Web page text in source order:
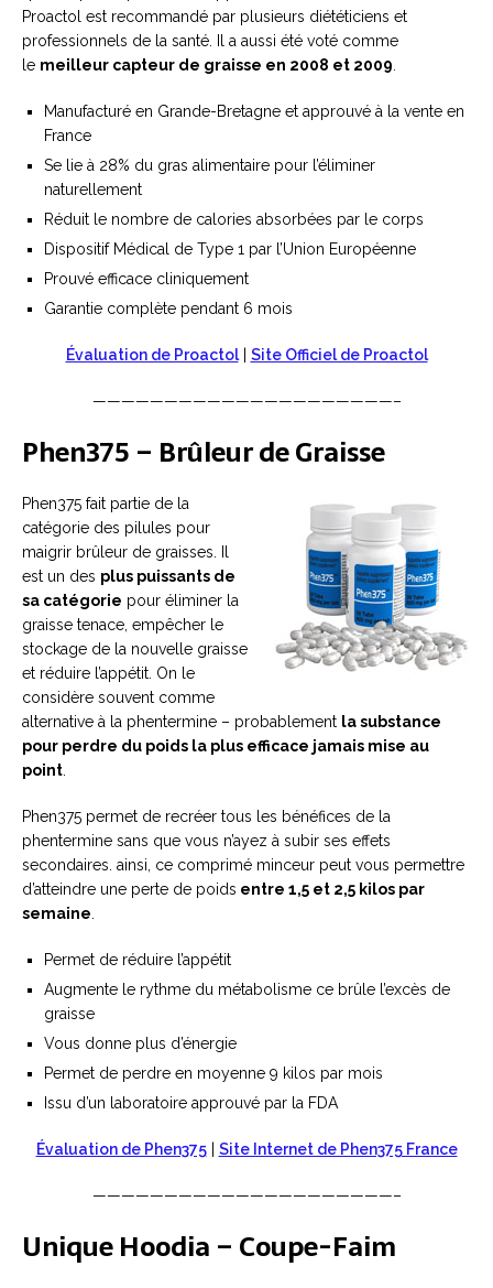
Proactol est recommandé par plusieurs diététiciens et
professionnels de la santé. Il a aussi été voté comme
le meilleur capteur de graisse en 2008 et 2009
Manufacturé en Grande-Bretagne et approuvé à la vente en
France
Se lie à 28% du gras alimentaire pour l’éliminer
naturellement
Réduit le nombre de calories absorbées par le corps
Dispositif Médical de Type 1 par l’Union Européenne
Prouvé efficace cliniquement
Garantie complète pendant 6 mois
Évaluation de Proactol| Site Officiel de Proactol
—————————————————————–
Phen375 – Brûleur de Graisse
Phen375 fait partie de la
catégorie des pilules pour
maigrir brûleur de graisses. Il
est un des plus puissants de
sa catégorie pour éliminer la
graisse tenace, empêcher le
stockage de la nouvelle graisse
et réduire l’appétit. On le
considère souvent comme
alternative à la phentermine – probablement la substance
pour perdre du poids la plus efficace jamais mise au
point
Phen375 permet de recréer tous les bénéfices de la
phentermine sans que vous n’ayez à subir ses effets
secondaires. ainsi, ce comprimé minceur peut vous permettre
d’atteindre une perte de poids entre 1,5 et 2,5 kilos par
semaine
Permet de réduire l’appétit
Augmente le rythme du métabolisme ce brûle l’excès de
graisse
Vous donne plus d’énergie
Permet de perdre en moyenne 9 kilos par mois
Issu d’un laboratoire approuvé par la FDA
Évaluation de Phen375| Site Internet de Phen375 France
—————————————————————–
Unique Hoodia – Coupe-Faim